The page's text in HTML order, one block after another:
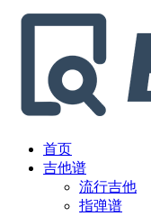
首页
吉他谱
流行吉他
指弹谱